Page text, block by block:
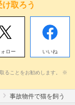
取ろう
ォロー いいね
ることをお勧めします。 ※
事故物件で猫を飼う